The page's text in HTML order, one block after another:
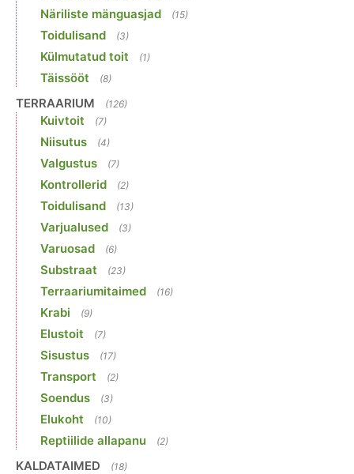
Näriliste mänguasjad (15)
Toidulisand (3)
Külmutatud toit (1)
Täissööt (8)
TERRAARIUM (126)
Kuivtoit (7)
Niisutus (4)
Valgustus (7)
Kontrollerid (2)
Toidulisand (13)
Varjualused (3)
Varuosad (6)
Substraat (23)
Terraariumitaimed (16)
Krabi (9)
Elustoit (7)
Sisustus (17)
Transport (2)
Soendus (3)
Elukoht (10)
Reptiilide allapanu (2)
KALDATAIMED (18)